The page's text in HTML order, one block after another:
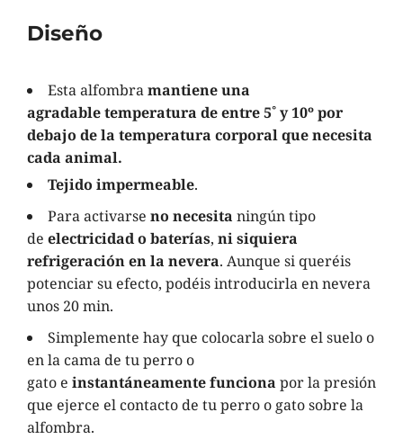
Diseño
Esta alfombramantiene una
agradabletemperatura de entre 5˚ y 10º por
debajo de la temperatura corporal que necesita
cada animal.
Tejido impermeable.
Para activarse no necesita ningún tipo
de electricidad o baterías, ni siquiera
refrigeración en la nevera. Aunque si queréis
potenciar su efecto, podéis introducirla en nevera
unos 20 min.
Simplemente hay que colocarla sobre el suelo o
en la cama de tu perro o
gato e instantáneamente funciona por la presión
que ejerce el contacto de tu perro o gato sobre la
alfombra.